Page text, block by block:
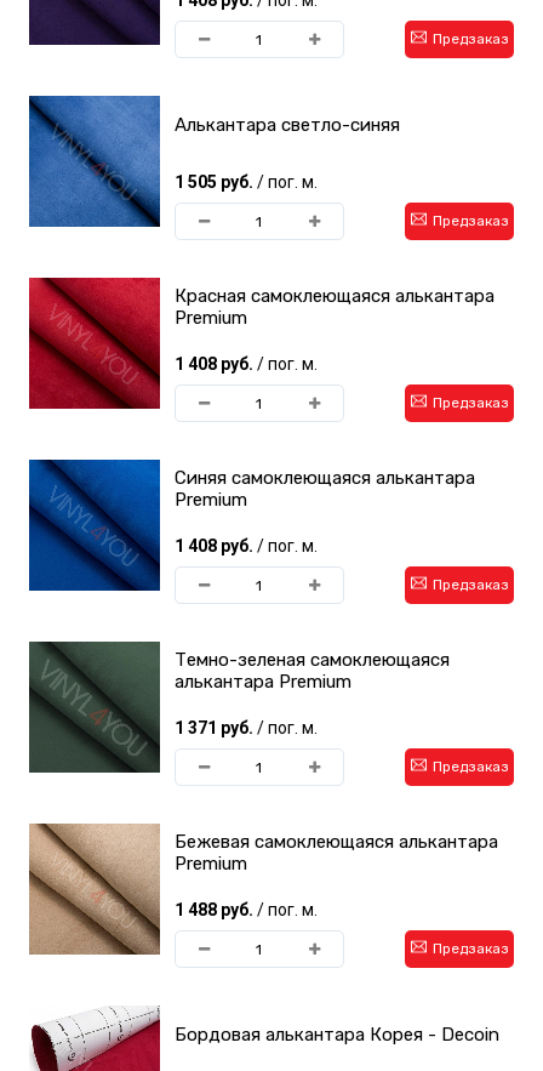
Предзаказ
Алькантара светло-синяя
1 505 руб. / пог. м.
Предзаказ
Красная самоклеющаяся алькантара
Premium
1 408 руб. / пог. м.
Предзаказ
Синяя самоклеющаяся алькантара
Premium
1 408 руб. / пог. м.
Предзаказ
Темно-зеленая самоклеющаяся
алькантара Premium
1 371 руб. / пог. м.
Предзаказ
Бежевая самоклеющаяся алькантара
Premium
1 488 руб. / пог. м.
Предзаказ
Бордовая алькантара Корея - Decoin